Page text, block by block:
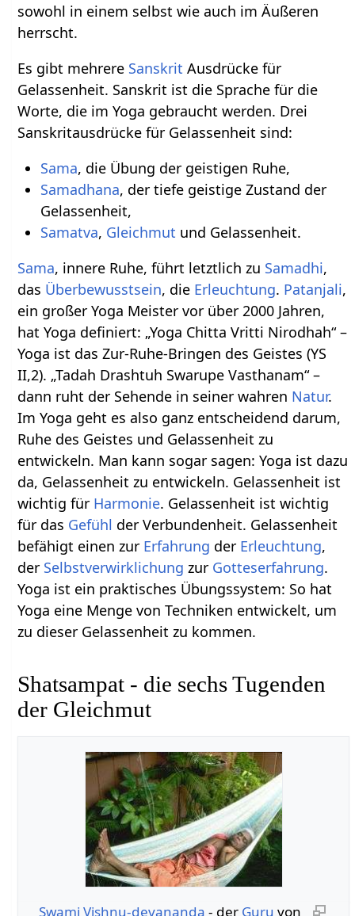
sowohl in einem selbst wie auch im Äußeren
herrscht.
Es gibt mehrere Sanskrit Ausdrücke für
Gelassenheit. Sanskrit ist die Sprache für die
Worte, die im Yoga gebraucht werden. Drei
Sanskritausdrücke für Gelassenheit sind:
Sama, die Übung der geistigen Ruhe,
Samadhana, der tiefe geistige Zustand der
Gelassenheit,
Samatva, Gleichmut und Gelassenheit.
Sama, innere Ruhe, führt letztlich zu Samadhi,
das Überbewusstsein, die Erleuchtung. Patanjali,
ein großer Yoga Meister vor über 2000 Jahren,
hat Yoga definiert: „Yoga Chitta Vritti Nirodhah“ –
Yoga ist das Zur-Ruhe-Bringen des Geistes (YS
II,2). „Tadah Drashtuh Swarupe Vasthanam“ –
dann ruht der Sehende in seiner wahren Natur.
Im Yoga geht es also ganz entscheidend darum,
Ruhe des Geistes und Gelassenheit zu
entwickeln. Man kann sogar sagen: Yoga ist dazu
da, Gelassenheit zu entwickeln. Gelassenheit ist
wichtig für Harmonie. Gelassenheit ist wichtig
für das Gefühl der Verbundenheit. Gelassenheit
befähigt einen zur Erfahrung der Erleuchtung,
der Selbstverwirklichung zur Gotteserfahrung.
Yoga ist ein praktisches Übungssystem: So hat
Yoga eine Menge von Techniken entwickelt, um
zu dieser Gelassenheit zu kommen.
Shatsampat - die sechs Tugenden
der Gleichmut
Swami Vishnu-devananda - der Guru von